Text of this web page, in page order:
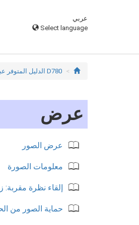
عربي
Select language
D780 الدليل المتوفر عبر الإنترنت
عرض
عرض الصور
معلومات الصورة
إلقاء نظرة
حماية الصور من